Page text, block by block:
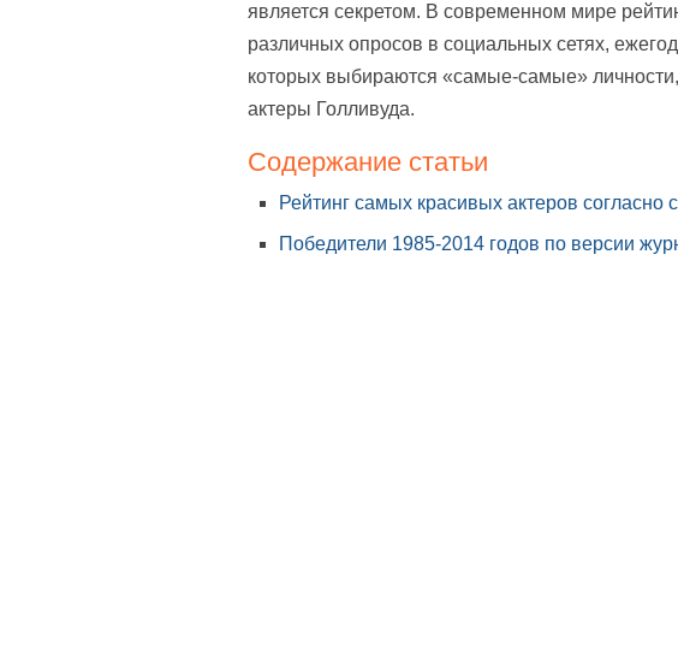
является секретом. В современном мире
различных опросов в социальных сетях,
которых выбираются «самые-самые»
актеры Голливуда.
Содержание статьи
Рейтинг самых красивых актеров согласно
Победители 1985-2014 годов по версии